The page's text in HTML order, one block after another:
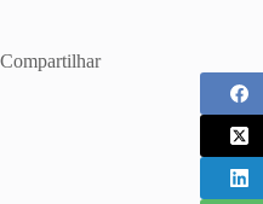
Compartilhar